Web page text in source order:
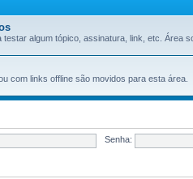
algum tópico, assinatura, link, etc. Área
com links offline são movidos para esta área.
Senha: